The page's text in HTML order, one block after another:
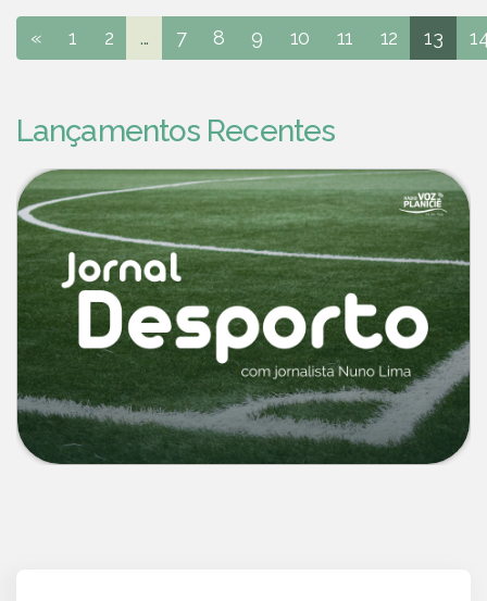
« 1 2 ... 7 8 9 10 11 12 13
Lançamentos Recentes